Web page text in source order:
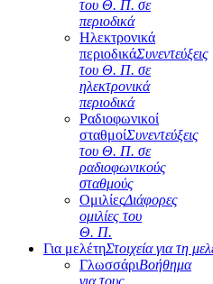
του Θ. Π. σε
περιοδικά
Ηλεκτρονικά
περιοδικάΣυνεντεύξεις
του Θ. Π. σε
ηλεκτρονικά
περιοδικά
Ραδιοφωνικοί
σταθμοίΣυνεντεύξεις
του Θ. Π. σε
ραδιοφωνικούς
σταθμούς
ΟμιλίεςΔιάφορες
ομιλίες του
Θ. Π.
Για μελέτηΣτοιχεία για τη
ΓλωσσάριΒοήθημα